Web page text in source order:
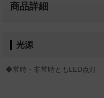
商品詳細
光源
◆常時・非常時ともLED点灯